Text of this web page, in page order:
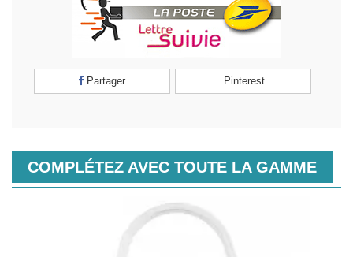
Partager Pinterest
COMPLÉTEZ AVEC TOUTE LA GAMME